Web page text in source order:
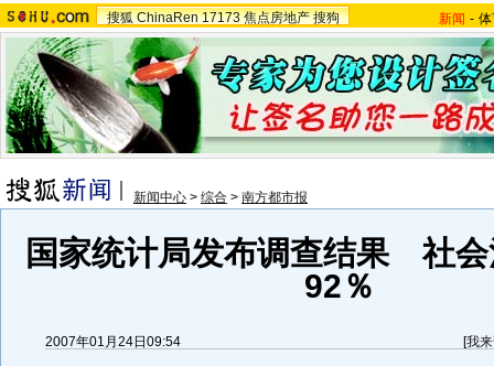
搜狐 ChinaRen 17173 焦点房地产 搜狗 新闻 -
新闻中心 > 综合 > 南方都市报
国家统计局发布调查结果 社会
92％
2007年01月24日09:54 [我